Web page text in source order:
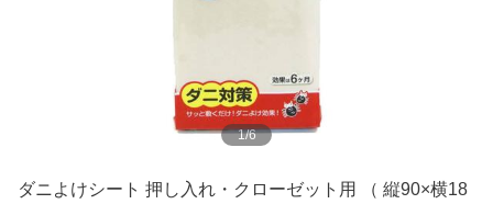
1/6
ダニよけシート 押し入れ・クローゼット用 （ 縦90×横18